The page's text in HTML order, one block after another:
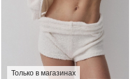
Только в магазинах